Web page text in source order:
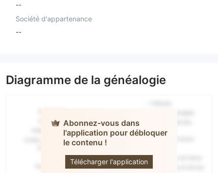
--
Société d'appartenance
--
Diagramme de la généalogie
Abonnez-vous dans
l'application pour débloquer
le contenu !
Télécharger l'application
PIBEXA